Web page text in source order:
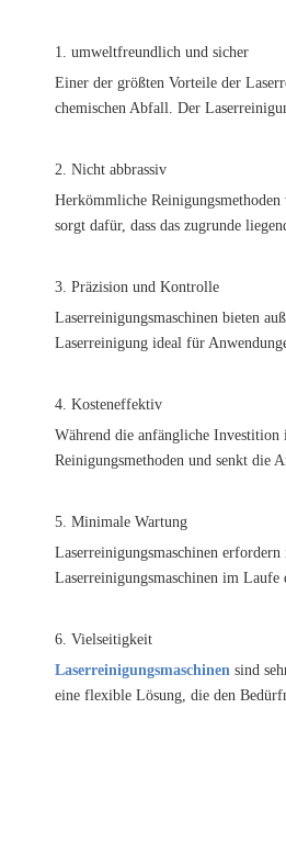
1. umweltfreundlich und sicher
Einer der größten Vorteile der
chemischen Abfall. Der
2. Nicht abbrassiv
Herkömmliche
sorgt dafür, dass das zugrunde
3. Präzision und Kontrolle
Laserreinigungsmaschinen bieten
Laserreinigung ideal für
4. Kosteneffektiv
Während die anfängliche Investition
Reinigungsmethoden und senkt die
5. Minimale Wartung
Laserreinigungsmaschinen
Laserreinigungsmaschinen im
6. Vielseitigkeit
Laserreinigungsmaschinen sind
eine flexible Lösung, die den